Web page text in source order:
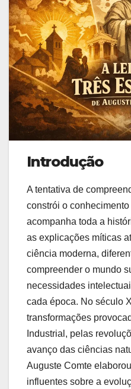
Introdução
A tentativa de
constrói o
acompanha toda a
as explicações míticas
ciência moderna,
compreender o mundo
necessidades
cada época. No século
transformações
Industrial, pelas
avanço das ciências
Auguste Comte
influentes sobre a